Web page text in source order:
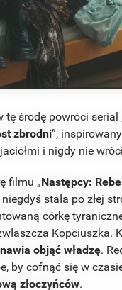
środę powróci serial
zbrodni”,
i nigdy nie
filmu „Następcy:
niegdyś stała po złej
córkę
Kopciuszka.
objąć władzę.
by cofnąć się w
złoczyńców.
To